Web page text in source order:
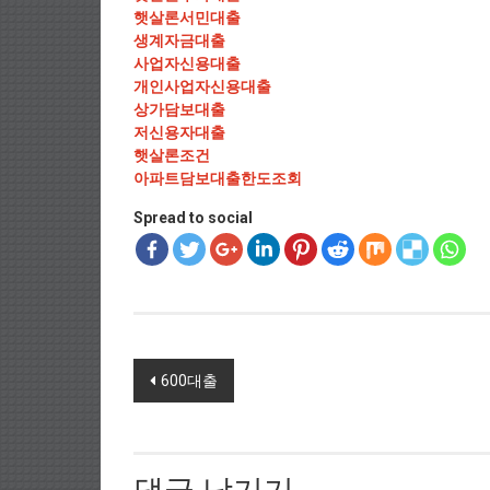
햇살론서민대출
생계자금대출
사업자신용대출
개인사업자신용대출
상가담보대출
저신용자대출
햇살론조건
아파트담보대출한도조회
Spread to social
Post navigation
600대출